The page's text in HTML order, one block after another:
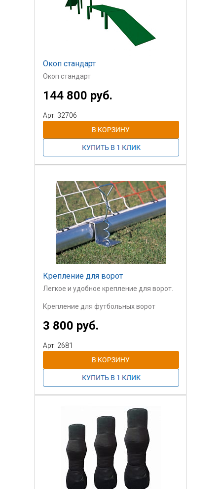
Окоп стандарт
Окоп стандарт
144 800 руб.
Арт: 32706
Крепление для ворот
Легкое и удобное крепление для ворот.
Крепление для футбольных ворот
из металической спирали в форме
якоря, которые
ввинчиваются в землю через
металлическую
Минимальное рекомендуемое
количество
крепление 2540KV
3 800 руб.
Арт: 2681